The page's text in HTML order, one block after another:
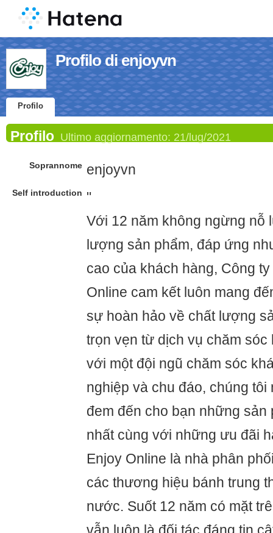
Profilo di enjoyvn
Profilo
Profilo Ultimo aggiornamento: 21/lug/2021
Soprannome enjoyvn
Self introduction "
Với 12 năm không ngừng nỗ
lượng sản phẩm, đáp ứng
cao của khách hàng, Công
Online cam kết luôn mang
sự hoàn hảo về chất lượng
trọn vẹn từ dịch vụ chăm sóc
với một đội ngũ chăm sóc
nghiệp và chu đáo, chúng
đem đến cho bạn những
nhất cùng với những ưu đãi
Enjoy Online là nhà phân
các thương hiệu bánh trung
nước. Suốt 12 năm có mặt